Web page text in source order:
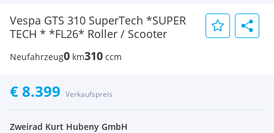
Vespa GTS 310 SuperTech *SUPER
TECH * *FL26* Roller / Scooter
Neufahrzeug0 km310 ccm
€ 8.399 Verkaufspreis
Zweirad Kurt Hubeny GmbH